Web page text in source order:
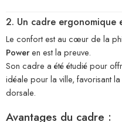
2. Un cadre ergonomique
Le confort est au cœur de la
Poweren est la preuve.
Son cadre a été étudié pour
idéale pour la ville, favorisant
dorsale.
Avantages du cadre :